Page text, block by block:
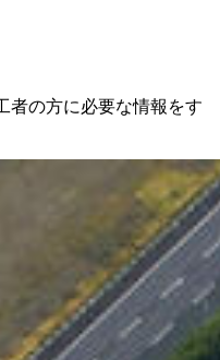
者の方に必要な情報をす